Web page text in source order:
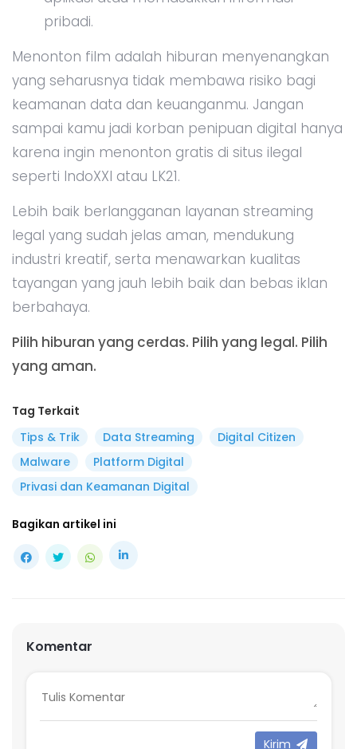
pribadi.
Menonton film adalah hiburan menyenangkan
yang seharusnya tidak membawa risiko bagi
keamanan data dan keuanganmu. Jangan
sampai kamu jadi korban penipuan digital hanya
karena ingin menonton gratis di situs ilegal
seperti IndoXXI atau LK21.
Lebih baik berlangganan layanan streaming
legal yang sudah jelas aman, mendukung
industri kreatif, serta menawarkan kualitas
tayangan yang jauh lebih baik dan bebas iklan
berbahaya.
Pilih hiburan yang cerdas. Pilih yang legal. Pilih
yang aman.
Tag Terkait
Tips & Trik
Data Streaming
Digital Citizen
Malware
Platform Digital
Privasi dan Keamanan Digital
Bagikan artikel ini
Komentar
Kirim